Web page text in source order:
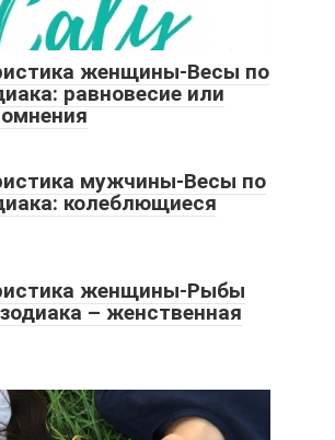
женщины-Весы по
равновесие или
мужчины-Весы по
колеблющиеся
женщины-Рыбы
– женственная